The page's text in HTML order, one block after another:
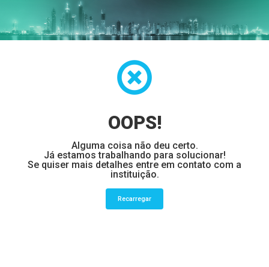
OOPS!
Alguma coisa não deu certo.
Já estamos trabalhando para solucionar!
Se quiser mais detalhes entre em contato com a
instituição.
Recarregar